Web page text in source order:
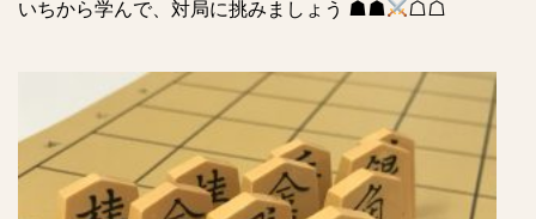
いちから学んで、対局に挑みましょう ☗☗ ☖☖